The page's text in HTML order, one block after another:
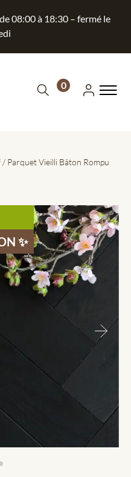
08:00 à 18:30 – fermé le
0
/ Parquet Vieilli Bâton Rompu
✨